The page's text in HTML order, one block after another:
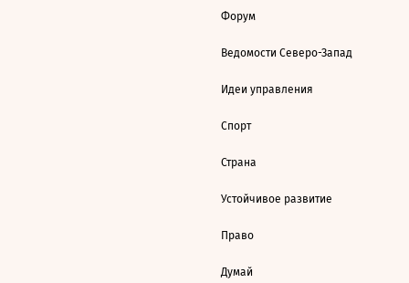
Форум
Ведомости Северо-Запад
Идеи управления
Спорт
Страна
Устойчивое развитие
Право
Думай